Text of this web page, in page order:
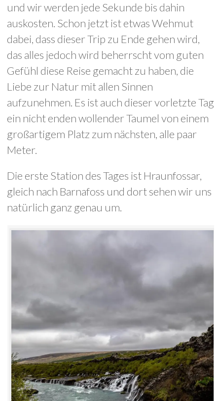
und wir werden jede Sekunde bis dahin
auskosten. Schon jetzt ist etwas Wehmut
dabei, dass dieser Trip zu Ende gehen wird,
das alles jedoch wird beherrscht vom guten
Gefühl diese Reise gemacht zu haben, die
Liebe zur Natur mit allen Sinnen
aufzunehmen. Es ist auch dieser vorletzte Tag
ein nicht enden wollender Taumel von einem
großartigem Platz zum nächsten, alle paar
Meter.
Die erste Station des Tages ist Hraunfossar,
gleich nach Barnafoss und dort sehen wir uns
natürlich ganz genau um.